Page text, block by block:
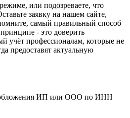
или подозреваете, что
заявку на нашем сайте,
самый правильный способ
- это доверить
учёт профессионалам, которые не
предоставят актуальную
ИП или ООО по ИНН